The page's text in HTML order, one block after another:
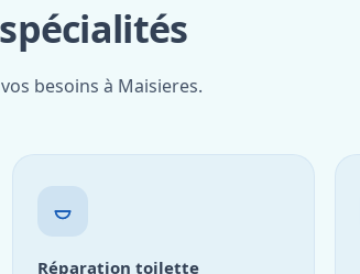
besoins à Maisieres.
Réparation toilette